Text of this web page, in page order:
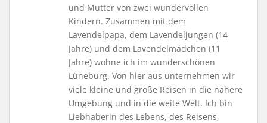
und Mutter von zwei wundervollen
Kindern. Zusammen mit dem
Lavendelpapa, dem Lavendeljungen (14
Jahre) und dem Lavendelmädchen (11
Jahre) wohne ich im wunderschönen
Lüneburg. Von hier aus unternehmen wir
viele kleine und große Reisen in die nähere
Umgebung und in die weite Welt. Ich bin
Liebhaberin des Lebens, des Reisens,